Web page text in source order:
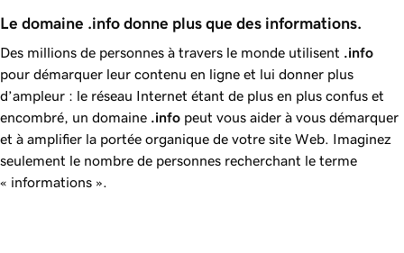
Le domaine .info donne plus que des informations.
Des millions de personnes à travers le monde utilisent .info
pour démarquer leur contenu en ligne et lui donner plus
d’ampleur : le réseau Internet étant de plus en plus confus et
encombré, un domaine .info peut vous aider à vous démarquer
et à amplifier la portée organique de votre site Web. Imaginez
seulement le nombre de personnes recherchant le terme
« informations ».